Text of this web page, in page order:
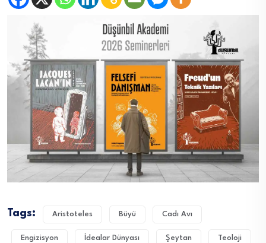
Tags: Aristoteles Büyü Cadı Avı
Engizisyon İdealar Dünyası Şeytan Teoloji